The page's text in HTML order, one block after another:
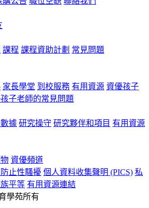
課程 課程資助計劃 常見問題
家長學堂 到校服務 有用資源 資優孩子
子老師的常見問題
據 研究操守 研究夥伴和項目 有用資源
資優頻道
止性騷擾 個人資料收集聲明 (PICS) 私
平等 有用資源連結
學苑所有